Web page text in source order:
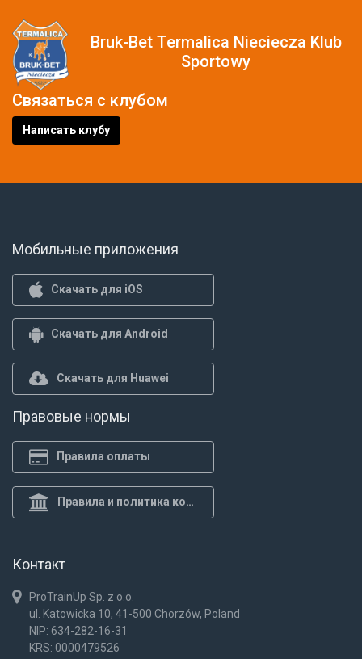
Bruk-Bet Termalica Nieciecza Klub
Sportowy
Связаться с клубом
Написать клубу
Мобильные приложения
Скачать для iOS
Скачать для Android
Скачать для Huawei
Правовые нормы
Правила оплаты
Правила и политика конф.
Контакт
ProTrainUp Sp. z o.o.
ul. Katowicka 10, 41-500 Chorzów, Poland
NIP: 634-282-16-31
KRS: 0000479526